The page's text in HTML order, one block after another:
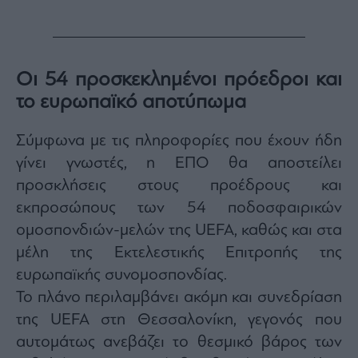
You
can
out
time.
This
is
by
reCAPTCHA
the
Google
Privacy
Policy
and
Terms
Service
apply.
Οι 54 προσκεκλημένοι πρόεδροι και
το ευρωπαϊκό αποτύπωμα
Σύμφωνα με τις πληροφορίες που έχουν ήδη
γίνει γνωστές, η ΕΠΟ θα αποστείλει
προσκλήσεις στους προέδρους και
εκπροσώπους των 54 ποδοσφαιρικών
ομοσπονδιών-μελών της UEFA, καθώς και στα
μέλη της Εκτελεστικής Επιτροπής της
ευρωπαϊκής συνομοσπονδίας.
Το πλάνο περιλαμβάνει ακόμη και συνεδρίαση
της UEFA στη Θεσσαλονίκη, γεγονός που
αυτομάτως ανεβάζει το θεσμικό βάρος των